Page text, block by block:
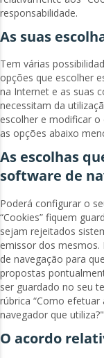
responsabilidade.
As suas
Tem várias
opções que escolher
na Internet e as suas
necessitam da
escolher e modificar o
as opções abaixo
As escolhas
software de
Poderá configurar o
“Cookies” fiquem
sejam rejeitados
emissor dos
de navegação para
propostas
ser guardado no seu
rúbrica “Como
navegador que utiliza?"
O acordo